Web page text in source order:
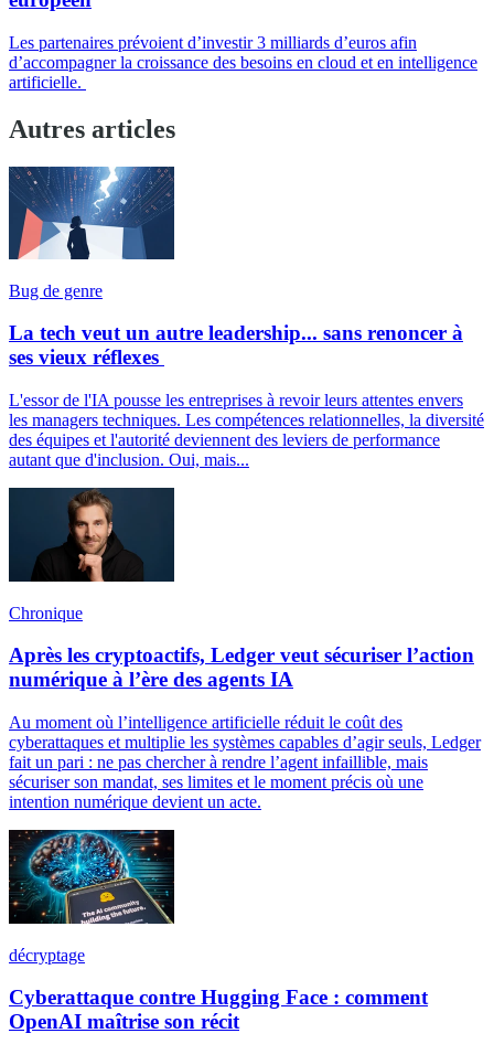
Les partenaires prévoient d’investir 3 milliards d’euros afin
d’accompagner la croissance des besoins en cloud et en intelligence
artificielle.
Autres articles
Bug de genre
La tech veut un autre leadership... sans renoncer à
ses vieux réflexes
L'essor de l'IA pousse les entreprises à revoir leurs attentes envers
les managers techniques. Les compétences relationnelles, la diversité
des équipes et l'autorité deviennent des leviers de performance
autant que d'inclusion. Oui, mais...
Chronique
Après les cryptoactifs, Ledger veut sécuriser l’action
numérique à l’ère des agents IA
Au moment où l’intelligence artificielle réduit le coût des
cyberattaques et multiplie les systèmes capables d’agir seuls, Ledger
fait un pari : ne pas chercher à rendre l’agent infaillible, mais
sécuriser son mandat, ses limites et le moment précis où une
intention numérique devient un acte.
décryptage
Cyberattaque contre Hugging Face : comment
OpenAI maîtrise son récit